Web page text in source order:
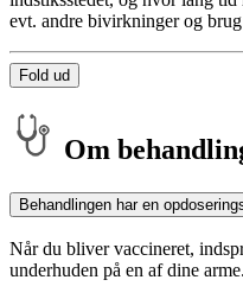
evt. andre bivirkninger og
Fold ud
Om
Behandlingen har en
Når du bliver vaccineret,
underhuden på en af dine arme.